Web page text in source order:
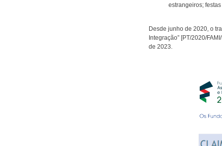
estrangeiros;
Desde junho de 2020, o
Integração” [PT/2020/
de 2023.